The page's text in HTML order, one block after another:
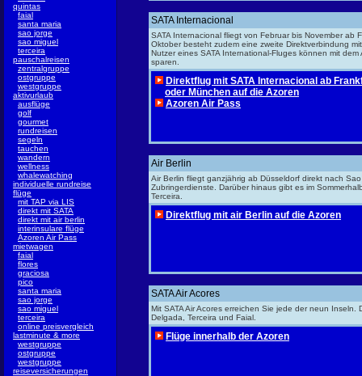
quintas
faial
santa maria
sao jorge
sao miguel
terceira
pauschalreisen
zentralgruppe
ostgruppe
westgruppe
aktivurlaub
ausflüge
golf
gourmet
rundreisen
segeln
tauchen
wandern
wellness
whalewatching
individuelle rundreise
flüge
mit TAP via LIS
direkt mit SATA
direkt mit air berlin
interinsulare flüge
Azoren Air Pass
mietwagen
faial
flores
graciosa
pico
santa maria
sao jorge
sao miguel
terceira
online preisvergleich
lastminute & more
westgruppe
ostgruppe
westgruppe
reiseversicherungen
SATA Internacional
SATA Internacional fliegt von Februar bis November ab
Oktober besteht zudem eine zweite Direktverbindung
Nutzer eines SATA International-Fluges können mit
sparen.
Direktflug mit SATA Internacional ab
oder München auf die Azoren
Azoren Air Pass
Air Berlin
Air Berlin fliegt ganzjährig ab Düsseldorf direkt nach
Zubringerdienste. Darüber hinaus gibt es im
Terceira.
Direktflug mit air Berlin auf die Azoren
SATA Air Acores
Mit SATA Air Acores erreichen Sie jede der neun
Delgada, Terceira und Faial.
Flüge innerhalb der Azoren